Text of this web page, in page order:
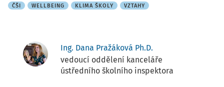
ČŠI WELLBEING KLIMA ŠKOLY VZTAHY
Ing. Dana Pražáková Ph.D.
vedoucí oddělení kanceláře
ústředního školního inspektora